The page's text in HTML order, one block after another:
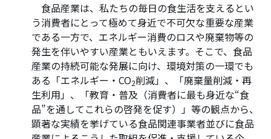
食品産業は、私たちの毎日の食生活を支えるとい
う消費者にとって極めて身近で不可欠な重要な産業
である一方で、エネルギー消費のロスや廃棄物等の
発生を伴いやすい産業ともいえます。そこで、食品
産業の持続可能な発展に向け、環境対策の一環でも
ある「エネルギー・CO2削減」、「廃棄量削減・再
生利用」、「教育・普及（消費者に最も身近な“食
品”を通してこれらの啓発を促す）」等の観点から、
顕著な実績を挙げている食品関連事業者並びに食品